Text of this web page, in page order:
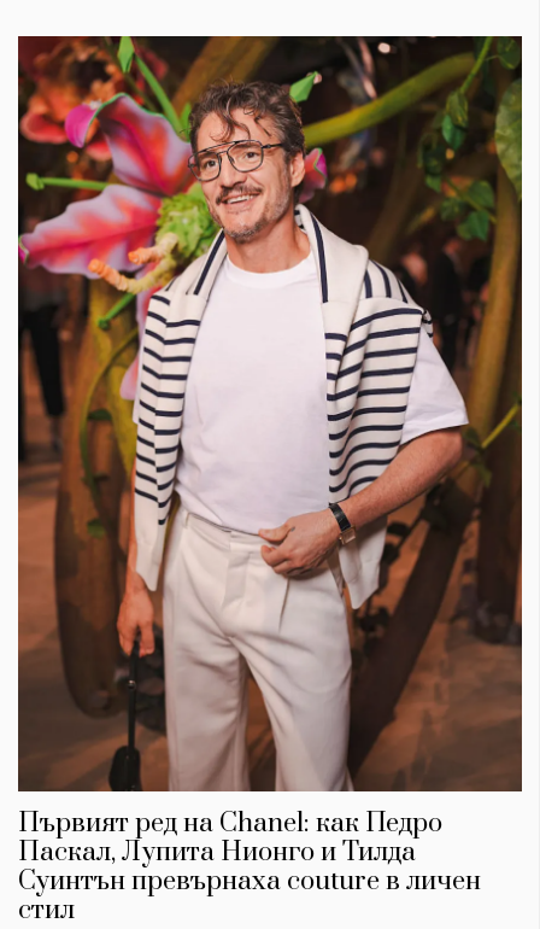
Първият ред на Chanel: как Педро
Паскал, Лупита Нионго и Тилда
Суинтън превърнаха couture в личен
стил